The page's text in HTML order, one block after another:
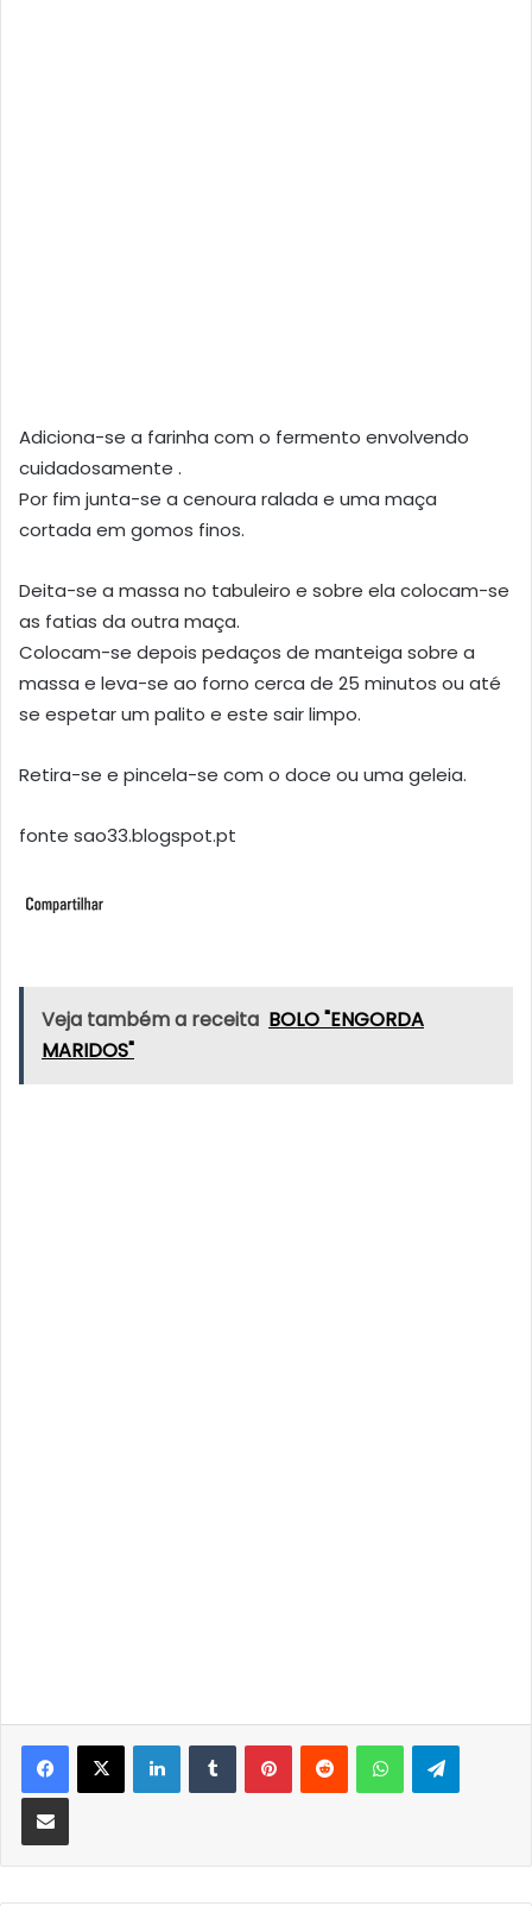
Adiciona-se a farinha com o fermento envolvendo
cuidadosamente .
Por fim junta-se a cenoura ralada e uma maça
cortada em gomos finos.
Deita-se a massa no tabuleiro e sobre ela colocam-se
as fatias da outra maça.
Colocam-se depois pedaços de manteiga sobre a
massa e leva-se ao forno cerca de 25 minutos ou até
se espetar um palito e este sair limpo.
Retira-se e pincela-se com o doce ou uma geleia.
fonte sao33.blogspot.pt
Veja também a receita BOLO "ENGORDA
MARIDOS"
LinkedInTumblrPinterestReddit WhatsApp
Partilhar Via Email